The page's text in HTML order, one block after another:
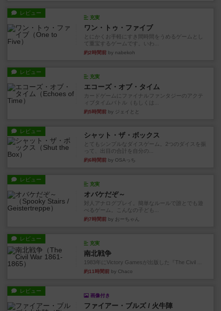
レビュー
充実
ワン・トゥ・ファイブ
とにかくお手軽にすき間時間をうめるゲームとし
て重宝するゲームです。いわ...
約2時間前 by nabekoh
レビュー
充実
エコーズ・オブ・タイム
カードゲームにファイナルファンタジーのアクテ
ィブタイムバトル（もしくは...
約5時間前 by ジェイとと
レビュー シャット・ザ・ボックス
とてもシンプルなダイスゲーム。2つのダイスを振
って、出目の合計を自分の...
約6時間前 by OSAっち
レビュー
充実
オバケだぞ～
対人アナログプレイ。簡単なルールで誰とでも遊
べるゲーム。こんなの子ども...
約7時間前 by おーちゃん
レビュー
充実
南北戦争
1983年にVictory Gamesが出版した『The Civil ...
約11時間前 by Chaco
レビュー
画像付き
ファイアー・ブルズ / 火牛陣